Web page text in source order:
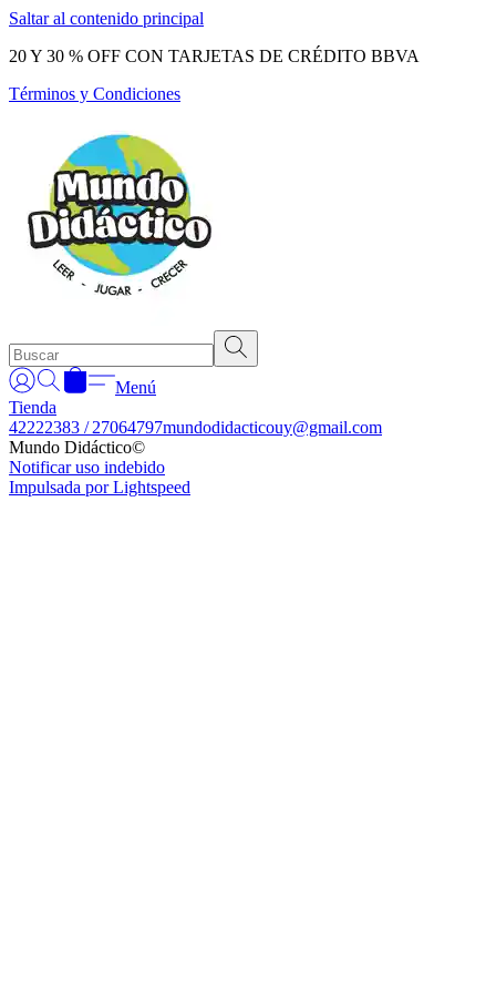
Saltar al contenido principal
20 Y 30 % OFF CON TARJETAS DE CRÉDITO BBVA
Términos y Condiciones
Menú
Tienda
42222383 / 27064797mundodidacticouy@gmail.com
Mundo Didáctico©
Notificar uso indebido
Impulsada por Lightspeed